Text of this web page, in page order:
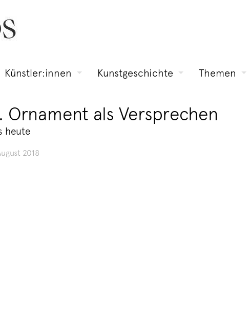
Künstler:innen Kunstgeschichte Themen
als Versprechen
heute
2018